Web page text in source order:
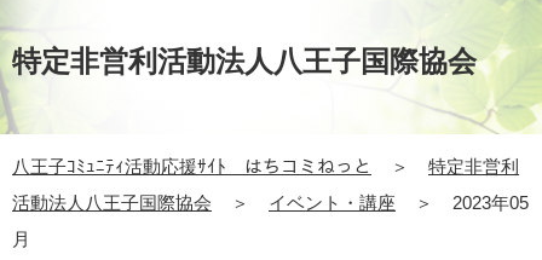
特定非営利活動法人八王子国際協会
八王子ｺﾐｭﾆﾃｨ活動応援ｻｲﾄ はちコミねっと ＞
特定非営利
活動法人八王子国際協会
＞ イベント・講座 ＞
2023年05
月